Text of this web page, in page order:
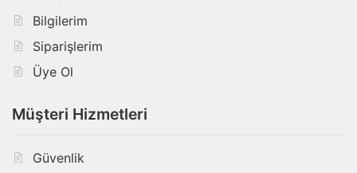
Bilgilerim
Siparişlerim
Üye Ol
Müşteri Hizmetleri
Güvenlik